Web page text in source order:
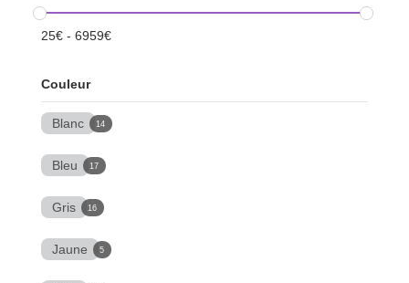
25€- 6959€
Couleur
Blanc 14
Bleu 17
Gris 16
Jaune 5